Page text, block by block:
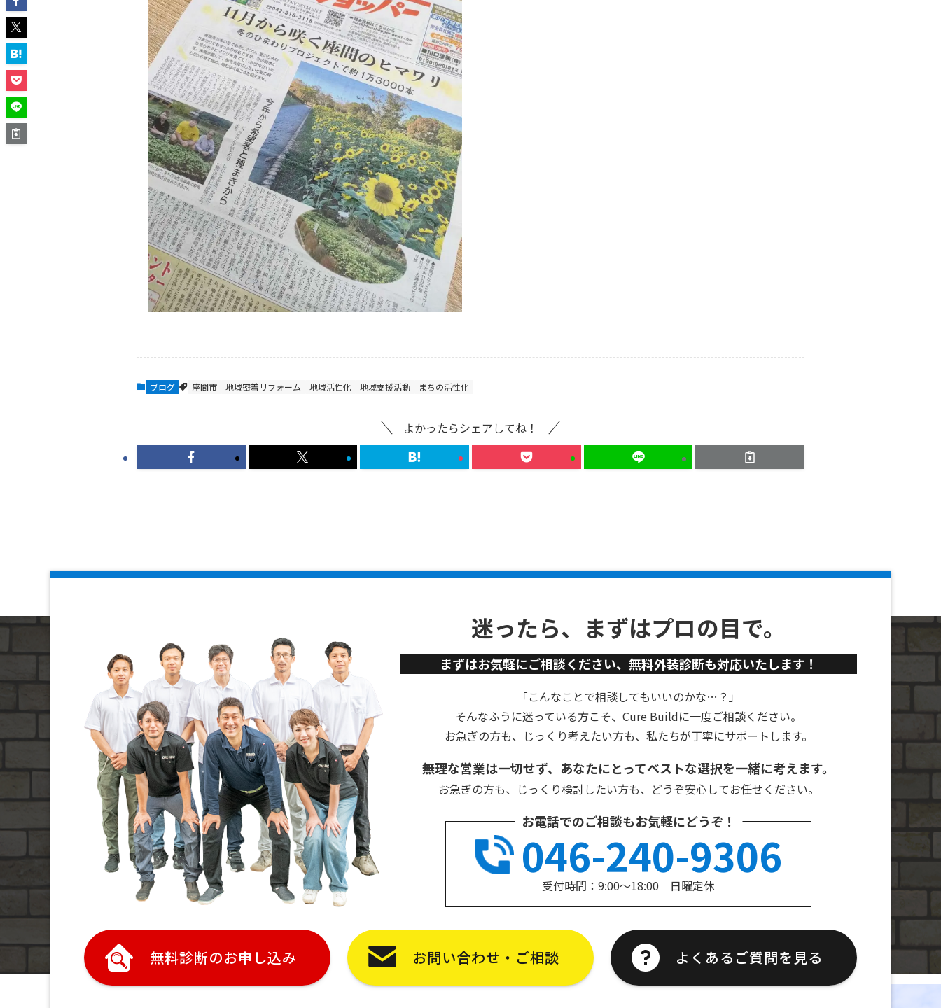
ブログ 座間市 地域密着リフォーム 地域活性化 地域支援活動 まちの活性化
よかったらシェアしてね！
迷ったら、まずはプロの目で。
まずはお気軽にご相談ください、 無料外装診断も対応いたします！
「こんなことで相談してもいいのかな…？」
そんなふうに迷っている方こそ、Cure Buildに一度ご相談ください。
お急ぎの方も、じっくり考えたい方も、私たちが丁寧にサポートします。
無理な営業は一切せず、あなたにとってベストな選択を一緒に考えます。
お急ぎの方も、じっくり検討したい方も、どうぞ安心してお任せください。
お電話でのご相談もお気軽にどうぞ！
046-240-9306
受付時間：9:00～18:00 日曜定休
無料診断のお申し込み お問い合わせ・ご相談 よくあるご質問を見る